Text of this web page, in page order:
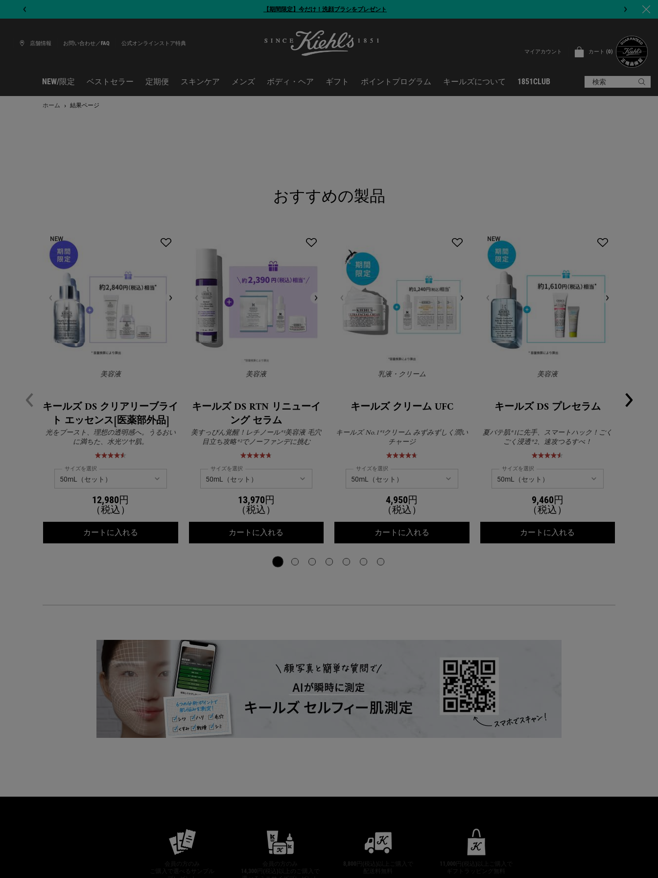
【期間限定】今だけ！洗顔ブラシをプレゼント
店舗情報 お問い合わせ／FAQ
公式オンラインストア特典
マイアカウント
カート 0
0 カート内の製品
NEW/限定 ベストセラー 定期便 スキンケア メンズ ボディ・ヘア ギフト ポイントプログラム キールズについて 1851CLUB 検索
ホーム 結果ページ
おすすめの製品
NEW
美容液
キールズ DS クリアリーブライ
ト エッセンス[医薬部外品]
光をブースト、理想の透明感へ。うるおい
に満ちた、水光ツヤ肌。
サイズを選択
12,980円
（税込）
カートに入れる キールズ DS クリアリーブライト エッセンス[医薬部外品]
美容液
キールズ DS RTN リニューイ
ング セラム
美すっぴん覚醒！レチノール*¹美容液 毛穴
目立ち攻略*²でノーファンデに挑む
サイズを選択
13,970円
（税込）
カートに入れる キールズ DS RTN リニューイング セラム
乳液・クリーム
キールズ クリーム UFC
キールズ No.1*¹クリーム みずみずしく潤い
チャージ
サイズを選択
4,950円
（税込）
カートに入れる
NEW
美容液
キールズ DS プレセラム
夏バテ肌*1に先手、スマートハック！ごく
ごく浸透*2、速攻つるすべ！
サイズを選択
9,460円
（税込）
カートに入れる
キー
会員の方のみ
ご購入で選べるサンプル
会員の方のみ
14,300円(税込)以上のご購入で
8,800円(税込)以上ご購入で
11,000円(税込)以上ご購入で